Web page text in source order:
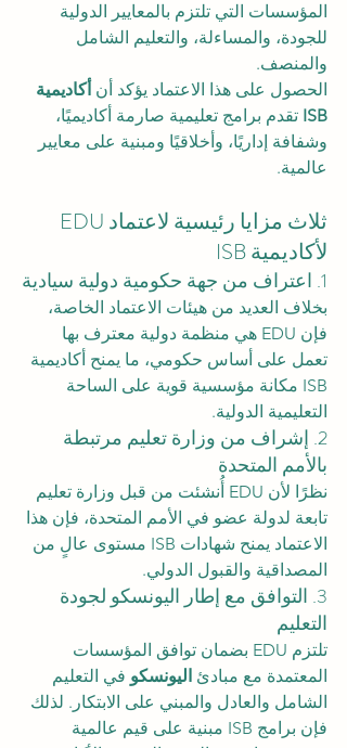
المؤسسات التي تلتزم بالمعايير الدولية
للجودة، والمساءلة، والتعليم الشامل
والمنصف.
الحصول على هذا الاعتماد يؤكد أن أكاديمية
ISB تقدم برامج تعليمية صارمة أكاديميًا،
وشفافة إداريًا، وأخلاقيًا ومبنية على معايير
عالمية.
لأكاديمية ISB
1. اعتراف من جهة حكومية دولية سيادية
بخلاف العديد من هيئات الاعتماد الخاصة،
فإن EDU هي منظمة دولية معترف بها
تعمل على أساس حكومي، ما يمنح أكاديمية
ISB مكانة مؤسسية قوية على الساحة
التعليمية الدولية.
2. إشراف من وزارة تعليم مرتبطة
بالأمم المتحدة
نظرًا لأن EDU أُنشئت من قبل وزارة تعليم
تابعة لدولة عضو في الأمم المتحدة، فإن هذا
الاعتماد يمنح شهادات ISB مستوى عالٍ من
المصداقية والقبول الدولي.
3. التوافق مع إطار اليونسكو لجودة
التعليم
تلتزم EDU بضمان توافق المؤسسات
المعتمدة مع مبادئ اليونسكو في التعليم
الشامل والعادل والمبني على الابتكار. لذلك
فإن برامج ISB مبنية على قيم عالمية